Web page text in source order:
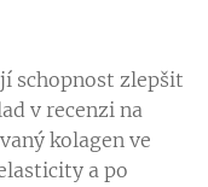
schopnost zlepšit
v recenzi na
kolagen ve
a po